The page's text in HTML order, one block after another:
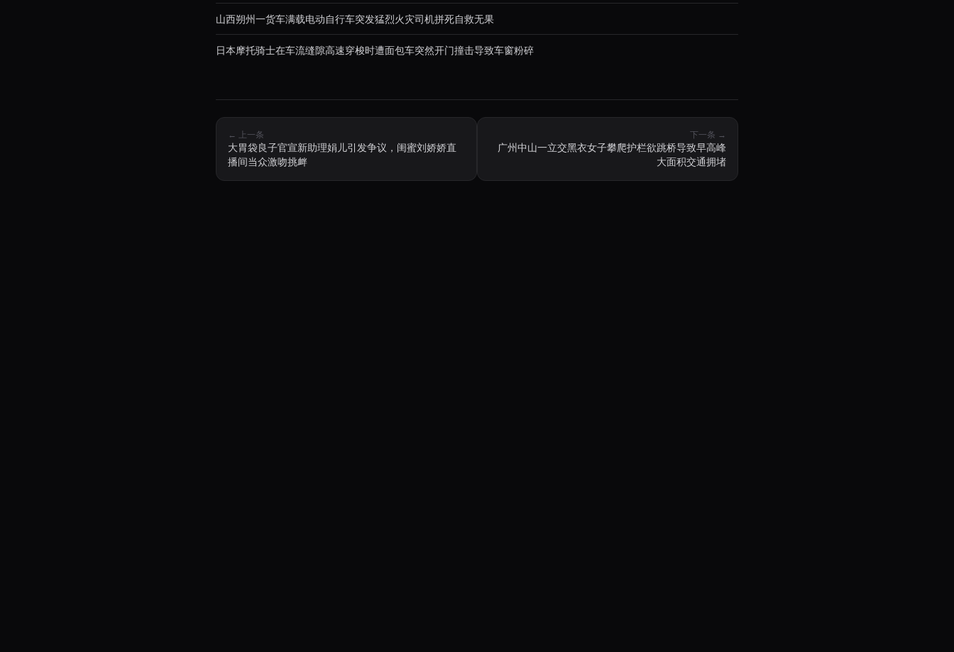
山西朔州一货车满载电动自行车突发猛烈火灾司机拼死自救无果
日本摩托骑士在车流缝隙高速穿梭时遭面包车突然开门撞击导致车窗粉碎
← 上一条
大胃袋良子官宣新助理娟儿引发争议，闺蜜刘娇娇直
播间当众激吻挑衅
下一条 →
广州中山一立交黑衣女子攀爬护栏欲跳桥导致早高峰
大面积交通拥堵